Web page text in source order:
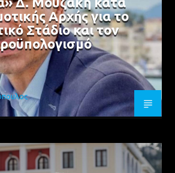
Αρχής για το
Στάδιο και τον